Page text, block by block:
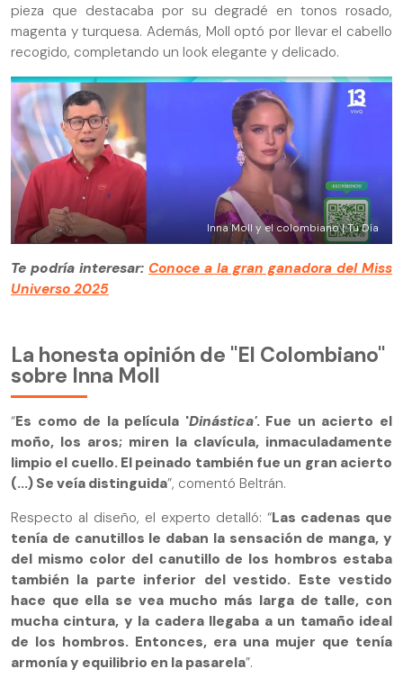
pieza que destacaba por su degradé en tonos rosado,
magenta y turquesa. Además, Moll optó por llevar el cabello
recogido, completando un look elegante y delicado.
Inna Moll y el colombiano | Tu Día
Te podría interesar: Conoce a la gran ganadora del Miss
Universo 2025
La honesta opinión de "El Colombiano"
sobre Inna Moll
“Es como de la película 'Dinástica'. Fue un acierto el
moño, los aros; miren la clavícula, inmaculadamente
limpio el cuello. El peinado también fue un gran acierto
(...) Se veía distinguida”, comentó Beltrán.
Respecto al diseño, el experto detalló: “Las cadenas que
tenía de canutillos le daban la sensación de manga, y
del mismo color del canutillo de los hombros estaba
también la parte inferior del vestido. Este vestido
hace que ella se vea mucho más larga de talle, con
mucha cintura, y la cadera llegaba a un tamaño ideal
de los hombros. Entonces, era una mujer que tenía
armonía y equilibrio en la pasarela”.